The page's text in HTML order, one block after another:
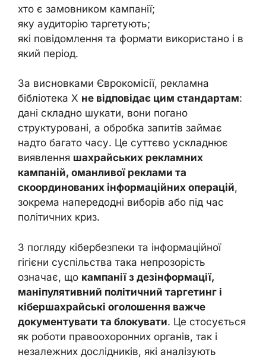
хто є замовником кампанії;
яку аудиторію таргетують;
які повідомлення та формати використано і в
який період.
За висновками Єврокомісії, рекламна
бібліотека X не відповідає цим стандартам:
дані складно шукати, вони погано
структуровані, а обробка запитів займає
надто багато часу. Це суттєво ускладнює
виявлення шахрайських рекламних
кампаній, оманливої реклами та
скоординованих інформаційних операцій,
зокрема напередодні виборів або під час
політичних криз.
З погляду кібербезпеки та інформаційної
гігієни суспільства така непрозорість
означає, що кампанії з дезінформації,
маніпулятивний політичний таргетинг і
кібершахрайські оголошення важче
документувати та блокувати. Це стосується
як роботи правоохоронних органів, так і
незалежних дослідників, які аналізують